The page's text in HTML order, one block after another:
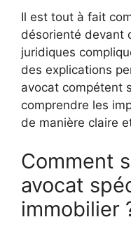
Il est tout à fait
désorienté devant
juridiques
des explications
avocat compétent
comprendre les
de manière claire
Comment
avocat
immobilier